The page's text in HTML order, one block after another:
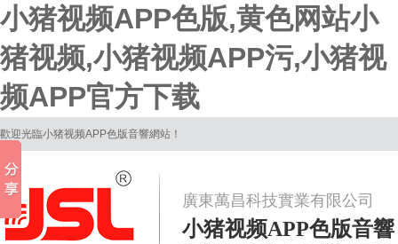
小猪视频APP色版,黄色网站小
猪视频,小猪视频APP污,小猪视
频APP官方下载
歡迎光臨小猪视频APP色版音響網站！
廣東萬昌科技實業有限公司
小猪视频APP色版音響